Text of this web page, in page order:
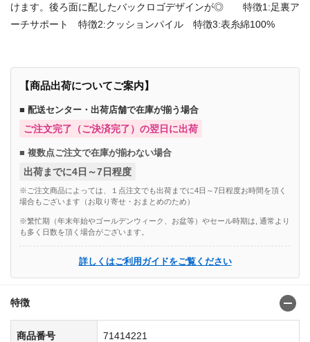
けます。後ろ面に配したバックロゴデザインが◎ 特徴1:足裏ア
ーチサポート 特徴2:クッションパイル 特徴3:表糸綿100%
【商品出荷についてご案内】
■ 配送センター・出荷店舗で在庫が揃う場合
ご注文完了（ご決済完了）の翌日に出荷
■ 複数点ご注文で在庫が揃わない場合
出荷までに4日～7日程度
※ご注文商品によっては、１点注文でも出荷までに4日～7日程度お時間を頂く
場合もございます（お取り寄せ・おまとめのため）
※繁忙期（年末年始やゴールデンウィーク、お盆等）やセール時期は, 通常より
も多く日数を頂く場合がございます。
詳しくはご利用ガイドをご覧ください
特徴
商品番号 71414221